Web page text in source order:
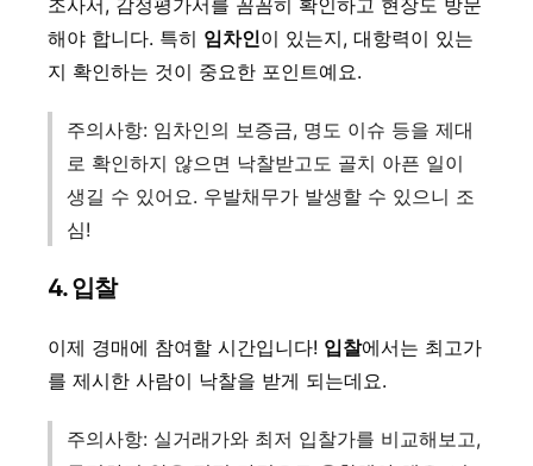
조사서, 감정평가서를 꼼꼼히 확인하고 현장도 방문
해야 합니다. 특히 임차인이 있는지, 대항력이 있는
지 확인하는 것이 중요한 포인트예요.
주의사항: 임차인의 보증금, 명도 이슈 등을 제대
로 확인하지 않으면 낙찰받고도 골치 아픈 일이
생길 수 있어요. 우발채무가 발생할 수 있으니 조
심!
4. 입찰
이제 경매에 참여할 시간입니다! 입찰에서는 최고가
를 제시한 사람이 낙찰을 받게 되는데요.
주의사항: 실거래가와 최저 입찰가를 비교해보고,